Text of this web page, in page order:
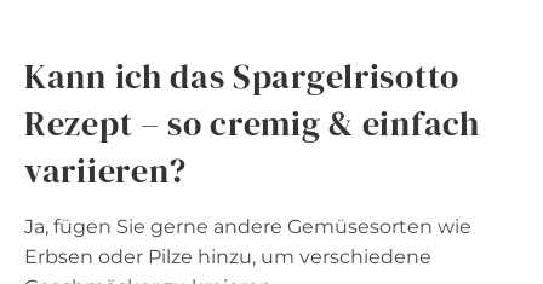
Kann ich das Spargelrisotto
Rezept – so cremig & einfach
variieren?
Ja, fügen Sie gerne andere Gemüsesorten wie
Erbsen oder Pilze hinzu, um verschiedene